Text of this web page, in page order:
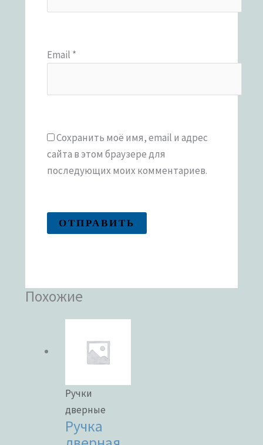
Email *
Сохранить моё имя, email и адрес
сайта в этом браузере для
последующих моих комментариев.
Похожие
Ручки
дверные
Ручка